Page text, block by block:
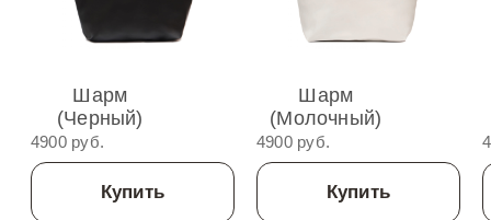
Шарм
(Черный)
4900 руб.
Купить
Шарм
(Молочный)
4900 руб.
Купить